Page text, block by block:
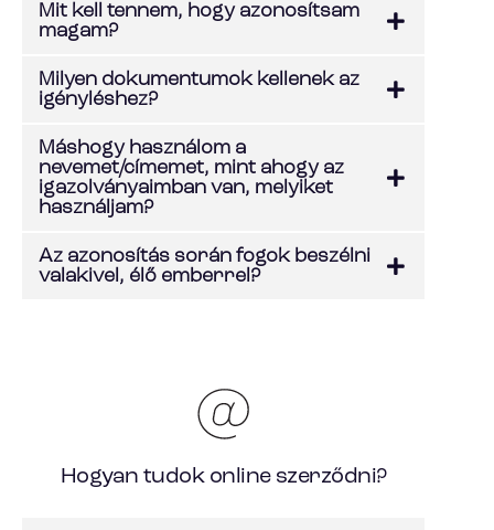
Mit kell tennem, hogy azonosítsam
magam?
Milyen dokumentumok kellenek az
igényléshez?
Máshogy használom a
nevemet/címemet, mint ahogy az
igazolványaimban van, melyiket
használjam?
Az azonosítás során fogok beszélni
valakivel, élő emberrel?
Hogyan tudok online szerződni?